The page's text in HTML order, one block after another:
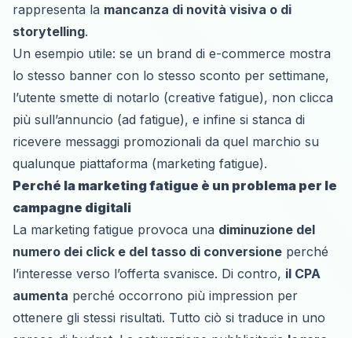
rappresenta la mancanza di novità visiva o di
storytelling.
Un esempio utile: se un brand di e-commerce mostra
lo stesso banner con lo stesso sconto per settimane,
l’utente smette di notarlo (creative fatigue), non clicca
più sull’annuncio (ad fatigue), e infine si stanca di
ricevere messaggi promozionali da quel marchio su
qualunque piattaforma (marketing fatigue).
Perché la marketing fatigue è un problema per le
campagne digitali
La marketing fatigue provoca una diminuzione del
numero dei click e del tasso di conversione perché
l’interesse verso l’offerta svanisce. Di contro, il CPA
aumenta perché occorrono più impression per
ottenere gli stessi risultati. Tutto ciò si traduce in uno